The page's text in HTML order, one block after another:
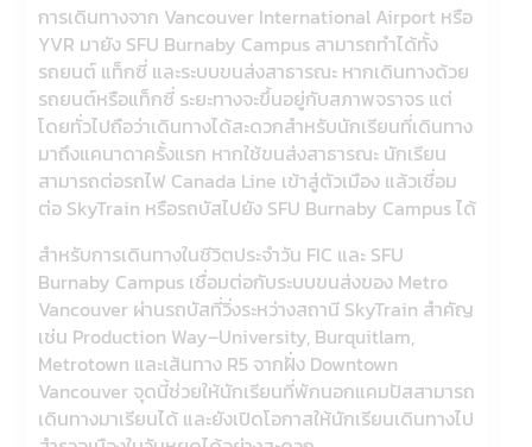
การเดินทางจาก Vancouver International Airport หรือ
YVR มายัง SFU Burnaby Campus สามารถทำได้ทั้ง
รถยนต์ แท็กซี่ และระบบขนส่งสาธารณะ หากเดินทางด้วย
รถยนต์หรือแท็กซี่ ระยะทางจะขึ้นอยู่กับสภาพจราจร แต่
โดยทั่วไปถือว่าเดินทางได้สะดวกสำหรับนักเรียนที่เดินทาง
มาถึงแคนาดาครั้งแรก หากใช้ขนส่งสาธารณะ นักเรียน
สามารถต่อรถไฟ Canada Line เข้าสู่ตัวเมือง แล้วเชื่อม
ต่อ SkyTrain หรือรถบัสไปยัง SFU Burnaby Campus ได้
สำหรับการเดินทางในชีวิตประจำวัน FIC และ SFU
Burnaby Campus เชื่อมต่อกับระบบขนส่งของ Metro
Vancouver ผ่านรถบัสที่วิ่งระหว่างสถานี SkyTrain สำคัญ
เช่น Production Way–University, Burquitlam,
Metrotown และเส้นทาง R5 จากฝั่ง Downtown
Vancouver จุดนี้ช่วยให้นักเรียนที่พักนอกแคมปัสสามารถ
เดินทางมาเรียนได้ และยังเปิดโอกาสให้นักเรียนเดินทางไป